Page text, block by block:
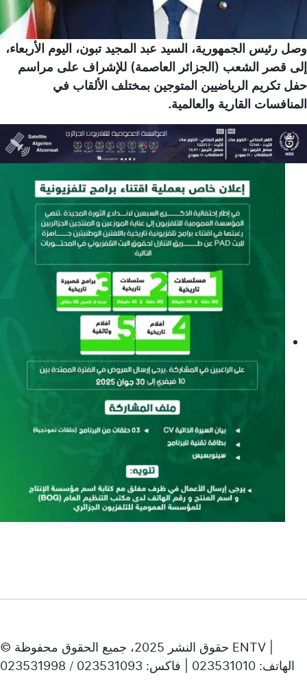
وصل رئيس الجمهورية، السيد عبد المجيد تبون، اليوم الأربعاء،
إلى قصر الشعب (الجزائر العاصمة) للإشراف على مراسم
حفل تكريم الرياضيين المتوجين بمختلف الألقاب في
المنافسات القارية والعالمية.
© حقوق النشر 2025، جميع الحقوق محفوظة ENTV |
الهاتف: 023531010 | فاكس: 023531093 / 023531998